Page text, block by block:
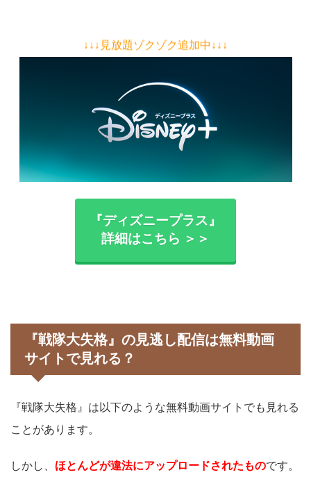
↓↓↓見放題ゾクゾク追加中↓↓↓
『ディズニープラス』
詳細はこちら ＞＞
『戦隊大失格』の見逃し配信は無料動画
サイトで見れる？
『戦隊大失格』は以下のような無料動画サイトでも見れる
ことがあります。
しかし、 ほとんどが違法にアップロードされたものです。